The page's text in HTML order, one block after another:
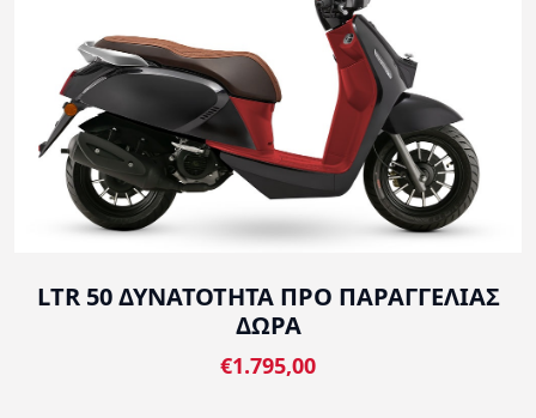
LTR 50 ΔΥΝΑΤΟΤΗΤΑ ΠΡΟ ΠΑΡΑΓΓΕΛΙΑΣ
ΔΩΡΑ
€1.795,00